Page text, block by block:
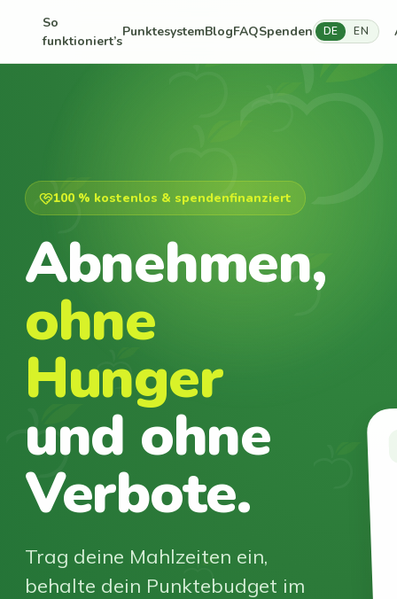
So
funktioniert’s
PunktesystemBlogFAQSpenden DE EN
100 % kostenlos & spendenfinanziert
Abnehmen,
ohne
Hunger
und ohne
Verbote.
Trag deine Mahlzeiten ein,
behalte dein Punktebudget im